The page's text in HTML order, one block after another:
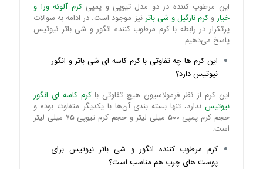
این مرطوب کننده در دو مدل تیوپی و پمپیکرم آلوئه ورا و
خیار وکرم نارگیل و شی باتر نیز موجود است. در ادامه به سوالات
پرتکرار در رابطه با کرم مرطوب کننده انگور و شی باتر نیوتیس
پاسخ می‌دهیم.
این کرم ها چه تفاوتی با کرم کاسه ‌ای شی باتر و انگور
نیوتیس دارد؟
این کرم از نظر فرمولاسیون هیچ تفاوتی باکرم کاسه ‌ای انگور
نیوتیس ندارد، تنها بسته بندی آن‌ها با یکدیگر متفاوت بوده و
حجم کرم پمپی ۵۰۰ میلی لیتر و حجم کرم تیوپی ۷۵ میلی لیتر
است.
کرم مرطوب کننده انگور و شی باتر نیوتیس برای
پوست‌ های چرب هم مناسب است؟